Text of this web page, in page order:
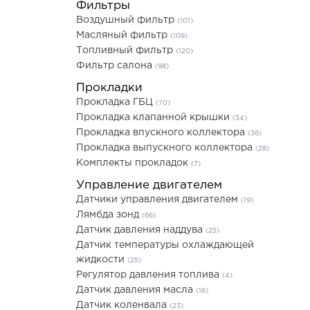
Фильтры
Воздушный фильтр (101)
Масляный фильтр (109)
Топливный фильтр (120)
Фильтр салона (98)
Прокладки
Прокладка ГБЦ (70)
Прокладка клапанной крышки (34)
Прокладка впускного коллектора (36)
Прокладка выпускного коллектора (28)
Комплекты прокладок (7)
Управление двигателем
Датчики управления двигателем (19)
Лямбда зонд (66)
Датчик давления наддува (25)
Датчик температуры охлаждающей
жидкости (25)
Регулятор давления топлива (4)
Датчик давления масла (16)
Датчик коленвала (23)